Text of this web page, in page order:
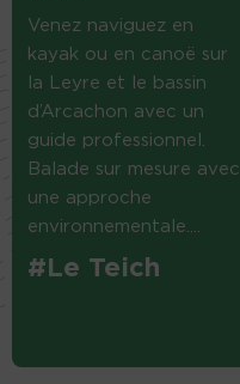
Venez naviguez en
kayak ou en canoë sur
la Leyre et le bassin
d’Arcachon avec un
guide professionnel.
Balade sur mesure avec
une approche
environnementale....
#Le Teich